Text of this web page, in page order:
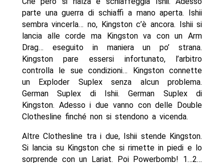
parte una guerra di schiaffi a mano aperta. Ishii
sembra vincerla… no, Kingston c’è ancora. Ishii si
lancia alle corde ma Kingston va con un Arm
Drag… eseguito in maniera un po’ strana.
Kingston pare essersi infortunato, l’arbitro
controlla le sue condizioni… Kingston connette
un Exploder Suplex senza alcun problema.
German Suplex di Ishii. German Suplex di
Kingston. Adesso i due vanno con delle Double
Clothesline finché non si stendono a vicenda.
Altre Clothesline tra i due, Ishii stende Kingston.
Si lancia su Kingston che si rimette in piedi e lo
sorprende con un Lariat. Poi Powerbomb! 1…2…